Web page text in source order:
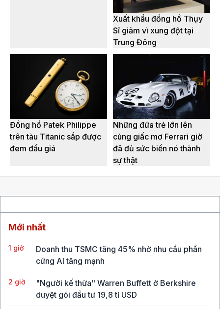
Xuất khẩu đồng hồ Thụy
Sĩ giảm vì xung đột tại
Trung Đông
Đồng hồ Patek Philippe
trên tàu Titanic sắp được
đem đấu giá
Những đứa trẻ lớn lên
cùng giấc mơ Ferrari giờ
đã đủ sức biến nó thành
sự thật
Mới nhất
1 giờ
Doanh thu TSMC tăng 45% nhờ nhu cầu phần
cứng AI tăng mạnh
2 giờ
"Người kế thừa" Warren Buffett ở Berkshire
duyệt gói đầu tư 19,8 tỉ USD